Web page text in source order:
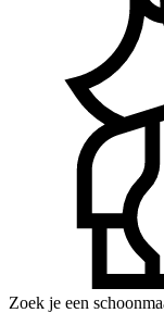
Zoek je een